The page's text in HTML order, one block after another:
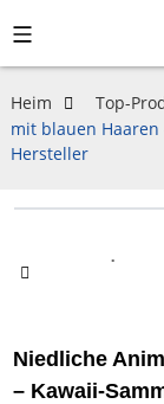
Heim Top-
mit blauen Haaren
Hersteller
Niedliche
– Kawaii-